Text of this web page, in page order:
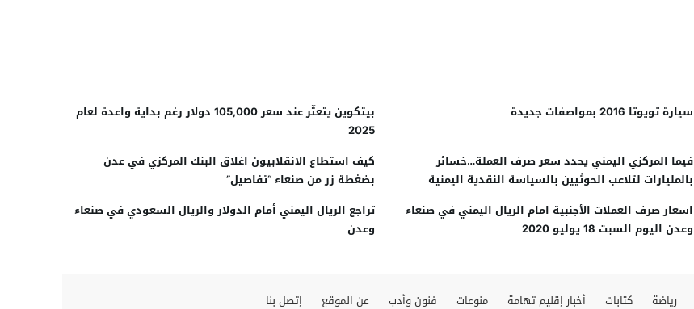
سيارة تويوتا 2016 بمواصفات جديدة
بيتكوين يتعثّر عند سعر 105,000 دولار رغم بداية واعدة لعام
2025
فيما المركزي اليمني يحدد سعر صرف العملة…خسائر
بالمليارات لتلاعب الحوثيين بالسياسة النقدية اليمنية
كيف استطاع الانقلابيون اغلاق البنك المركزي في عدن
بضغطة زر من صنعاء “تفاصيل”
اسعار صرف العملات الأجنبية امام الريال اليمني في صنعاء
وعدن اليوم السبت 18 يوليو 2020
تراجع الريال اليمني أمام الدولار والريال السعودي في صنعاء
وعدن
رياضة كتابات أخبار إقليم تهامة منوعات فنون وأدب عن الموقع إتصل بنا